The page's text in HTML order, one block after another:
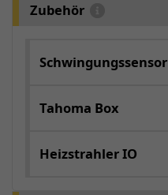
Zubehör
Schwingungssensor
Tahoma Box
Heizstrahler IO